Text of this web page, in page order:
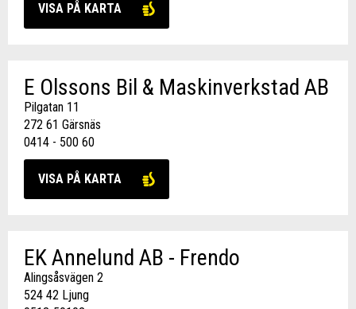
VISA PÅ KARTA
E Olssons Bil & Maskinverkstad AB
Pilgatan 11
272 61 Gärsnäs
0414 - 500 60​
VISA PÅ KARTA
EK Annelund AB - Frendo
Alingsåsvägen 2
524 42 Ljung